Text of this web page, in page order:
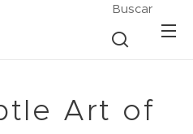
Buscar
Art of